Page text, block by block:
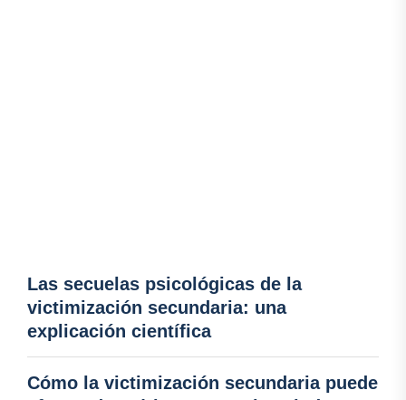
Las secuelas psicológicas de la
victimización secundaria: una
explicación científica
Cómo la victimización secundaria puede